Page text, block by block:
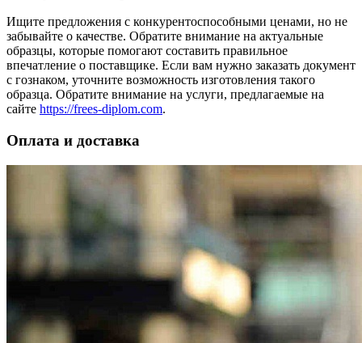
Ищите предложения с конкурентоспособными ценами, но не
забывайте о качестве. Обратите внимание на актуальные
образцы, которые помогают составить правильное
впечатление о поставщике. Если вам нужно заказать документ
с гознаком, уточните возможность изготовления такого
образца. Обратите внимание на услуги, предлагаемые на
сайте https://frees-diplom.com.
Оплата и доставка